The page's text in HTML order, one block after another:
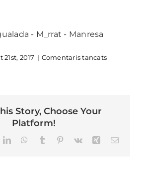
- M_rrat - Manresa
21st, 2017 | Comentaris tancatsa Camí
Story, Choose Your
Platform!
LinkedInWhatsApp
TumblrPinterest
Vk XingEmail